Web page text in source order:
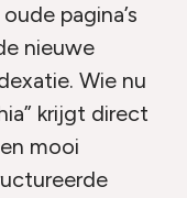
pagina’s
nieuwe
Wie nu
krijgt direct
mooi